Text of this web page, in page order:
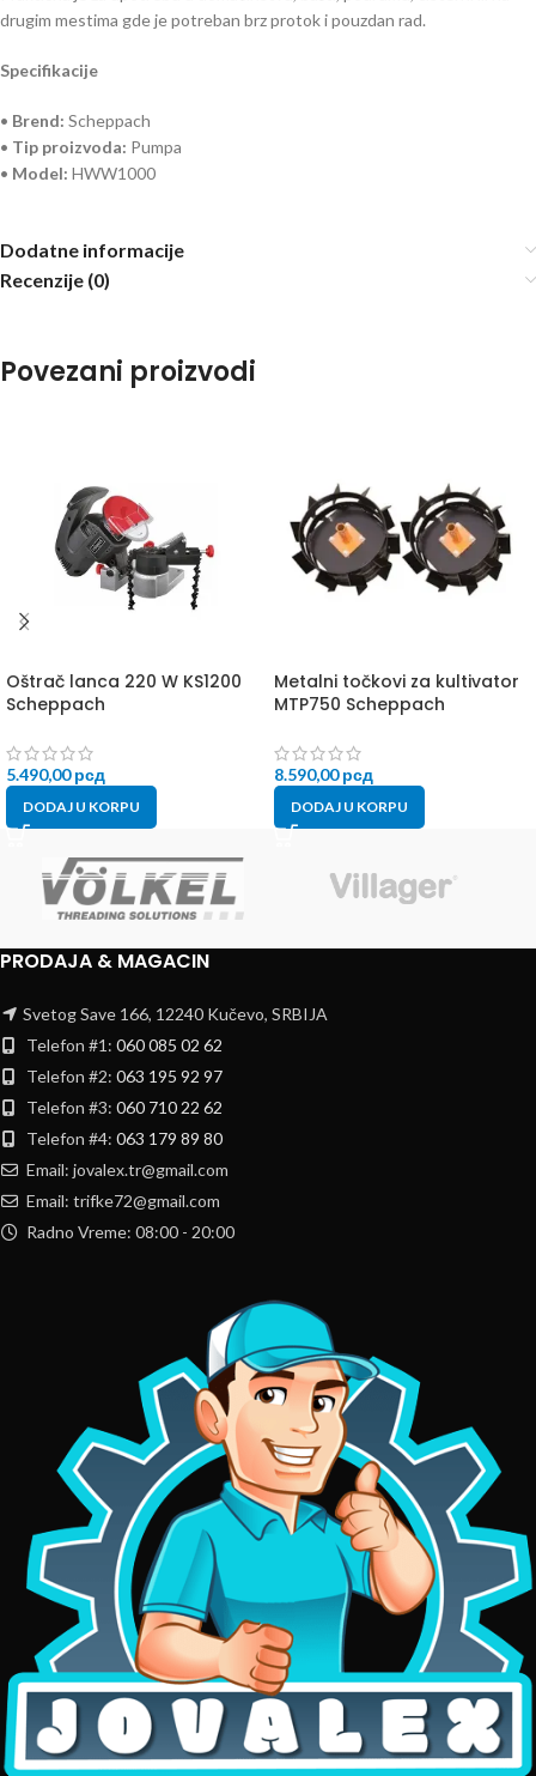
drugim mestima gde je potreban brz protok i pouzdan rad.
Specifikacije
• Brend: Scheppach
• Tip proizvoda: Pumpa
• Model: HWW1000
Dodatne informacije
Recenzije (0)
Povezani proizvodi
Oštrač lanca 220 W KS1200
Scheppach
5.490,00рсд
DODAJ U KORPU
Metalni točkovi za kultivator
MTP750 Scheppach
8.590,00рсд
DODAJ U KORPU
PRODAJA & MAGACIN
Svetog Save 166, 12240 Kučevo, SRBIJA
Telefon #1: 060 085 02 62
Telefon #2: 063 195 92 97
Telefon #3: 060 710 22 62
Telefon #4: 063 179 89 80
Email: jovalex.tr@gmail.com
Email: trifke72@gmail.com
Radno Vreme: 08:00 - 20:00